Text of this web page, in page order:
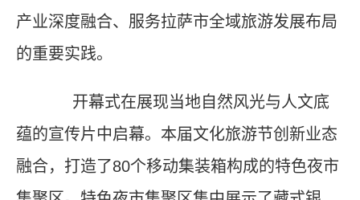
产业深度融合、服务拉萨市全域旅游发展布局
的重要实践。
开幕式在展现当地自然风光与人文底
蕴的宣传片中启幕。本届文化旅游节创新业态
融合，打造了80个移动集装箱构成的特色夜市